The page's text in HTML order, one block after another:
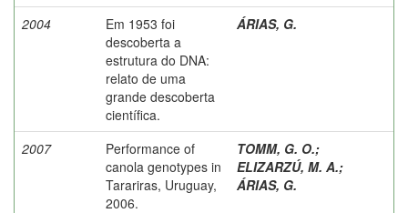
2004
Em 1953 foi
descoberta a
estrutura do DNA:
relato de uma
grande descoberta
científica.
ÁRIAS, G.
2007
Performance of
canola genotypes in
Tarariras, Uruguay,
2006.
TOMM, G. O.;
ELIZARZÚ, M. A.;
ÁRIAS, G.